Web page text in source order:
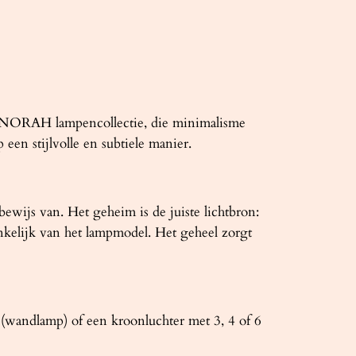
lampencollectie, die minimalisme
stijlvolle en subtiele manier.
van. Het geheim is de juiste lichtbron:
van het lampmodel. Het geheel zorgt
of een kroonluchter met 3, 4 of 6